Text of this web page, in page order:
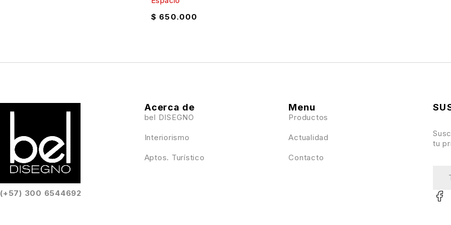
$ 650.000
(+57) 300 6544692
Acerca de
bel DISEGNO
Interiorismo
Aptos. Turístico
Menu
Productos
Actualidad
Contacto
tu